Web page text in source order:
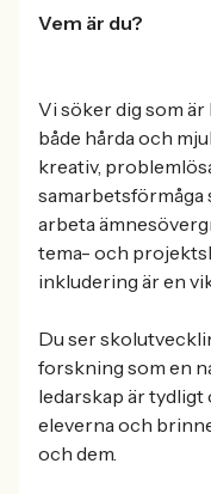
Vem är du?
Vi söker dig som
både hårda och
kreativ,
samarbetsförmåga
arbeta
tema- och
inkludering är en
Du ser
forskning som en
ledarskap är
eleverna och
och dem.